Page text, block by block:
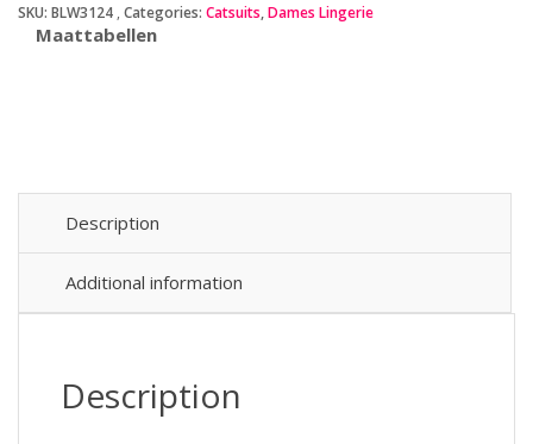
Met
Korset
SKU: BLW3124 Categories: Catsuits,Dames Lingerie
Maattabellen
Description
Additional information
Description